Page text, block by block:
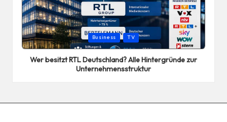
Posted
in
Business TV
Wer besitzt RTL Deutschland? Alle Hintergründe zur
Unternehmensstruktur